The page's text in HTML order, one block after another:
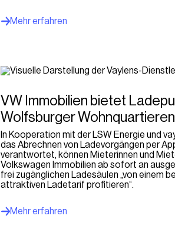
Mehr erfahren
VW Immobilien bietet
Wolfsburger Wohnquartieren
In Kooperation mit der LSW Energie und
das Abrechnen von Ladevorgängen per
verantwortet, können Mieterinnen und
Volkswagen Immobilien ab sofort an
frei zugänglichen Ladesäulen „von einem
attraktiven Ladetarif profitieren“.
Mehr erfahren